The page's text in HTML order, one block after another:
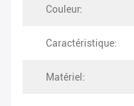
Couleur:
Caractéristique:
Matériel: